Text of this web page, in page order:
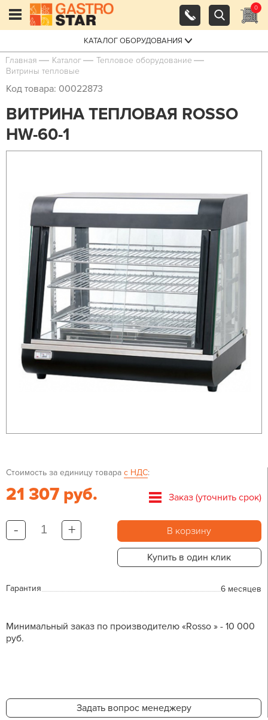
0
КАТАЛОГ ОБОРУДОВАНИЯ
Главная Каталог
Тепловое оборудование
Витрины тепловые
Код товара: 00022873
ВИТРИНА ТЕПЛОВАЯ ROSSO
HW-60-1
Стоимость за единицу товара с НДС:
21 307 руб. Заказ (уточнить срок)
- + В корзину
Купить в один клик
Гарантия 6 месяцев
Минимальный заказ по производителю «Rosso » - 10 000
руб.
Задать вопрос менеджеру